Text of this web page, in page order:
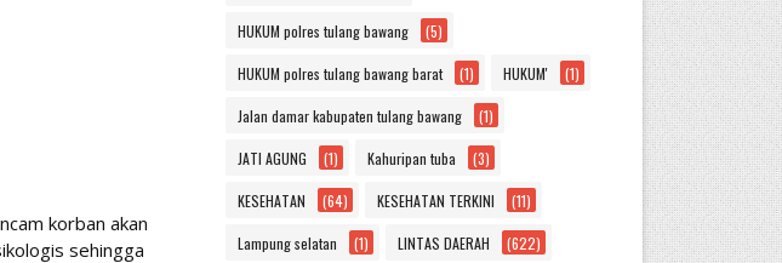
korban akan
sehingga
HUKUM polres tulang bawang (5)
HUKUM polres tulang bawang barat (1) HUKUM' (1)
Jalan damar kabupaten tulang bawang (1)
JATI AGUNG (1) Kahuripan tuba (3)
KESEHATAN (64) KESEHATAN TERKINI (11)
Lampung selatan (1) LINTAS DAERAH (622)